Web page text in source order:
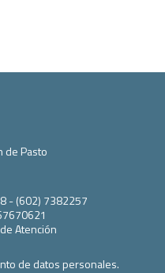
de Pasto
- (602) 7382257
Atención
de datos personales.